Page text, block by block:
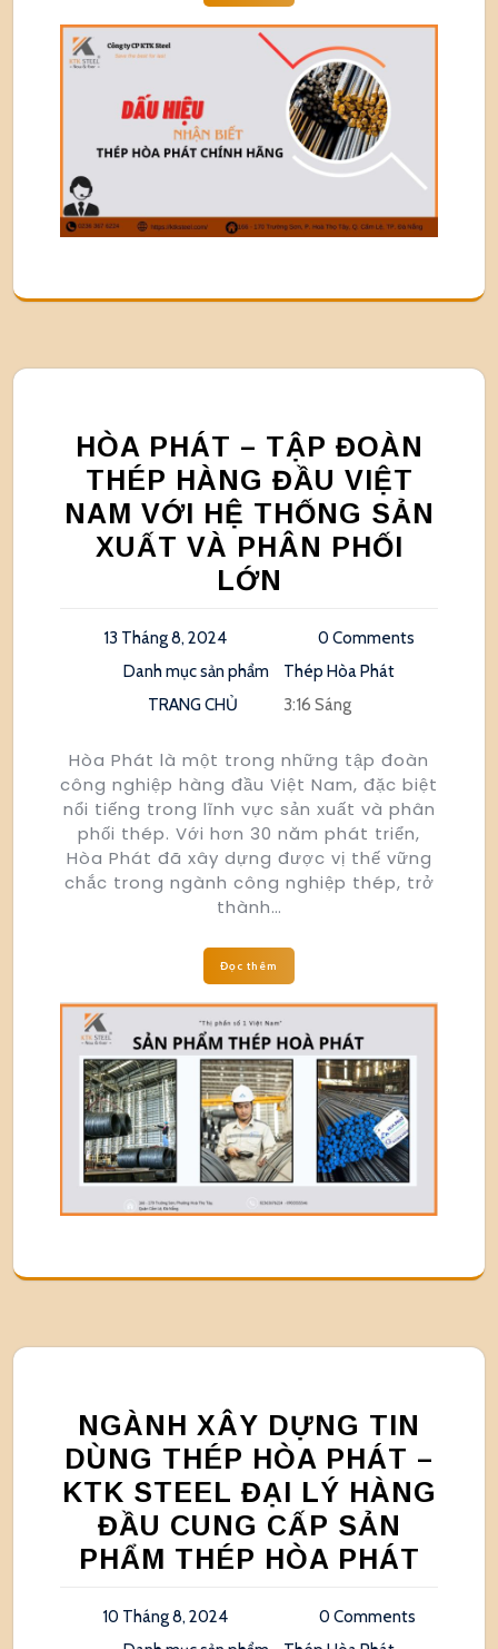
HÒA PHÁT – TẬP ĐOÀN
THÉP HÀNG ĐẦU VIỆT
NAM VỚI HỆ THỐNG SẢN
XUẤT VÀ PHÂN PHỐI
LỚN
13 Tháng 8, 2024
0 Comments
Danh mục sản phẩm
Thép Hòa Phát
TRANG CHỦ
3:16 Sáng
Hòa Phát là một trong những tập đoàn
công nghiệp hàng đầu Việt Nam, đặc biệt
nổi tiếng trong lĩnh vực sản xuất và phân
phối thép. Với hơn 30 năm phát triển,
Hòa Phát đã xây dựng được vị thế vững
chắc trong ngành công nghiệp thép, trở
thành…
Đọc thêm
NGÀNH XÂY DỰNG TIN
DÙNG THÉP HÒA PHÁT –
KTK STEEL ĐẠI LÝ HÀNG
ĐẦU CUNG CẤP SẢN
PHẨM THÉP HÒA PHÁT
10 Tháng 8, 2024
0 Comments